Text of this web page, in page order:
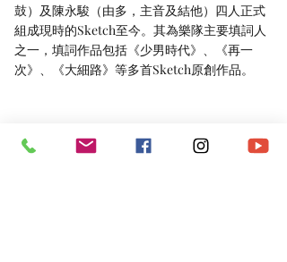
鼓）及陳永駿（由多，主音及結他）四人正式
組成現時的Sketch至今。其為樂隊主要填詞人
之一，填詞作品包括《少男時代》、《再一
次》、《大細路》等多首Sketch原創作品。